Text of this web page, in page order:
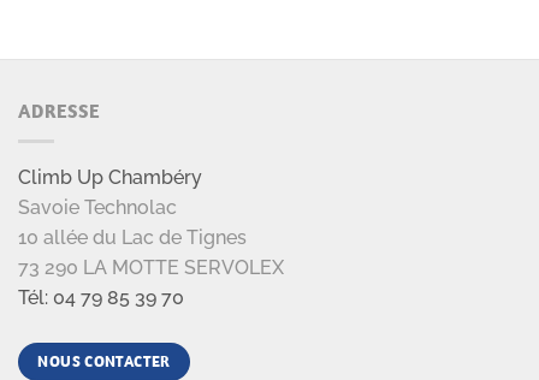
ADRESSE
Climb Up Chambéry
Savoie Technolac
10 allée du Lac de Tignes
73 290 LA MOTTE SERVOLEX
Tél: 04 79 85 39 70
NOUS CONTACTER